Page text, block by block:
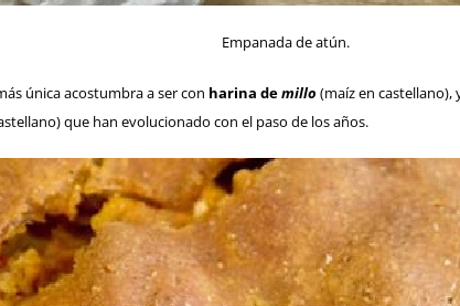
Empanada de atún.
única acostumbra a ser con harina demillo (maíz en
que han evolucionado con el paso de los años.